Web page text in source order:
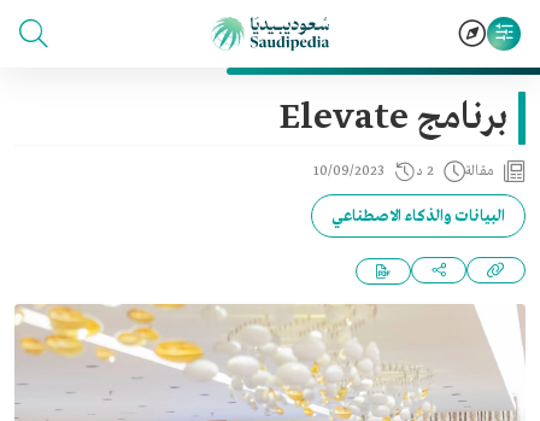
برنامج Elevate
مقالة 2 د 10/09/2023
البيانات والذكاء الاصطناعي